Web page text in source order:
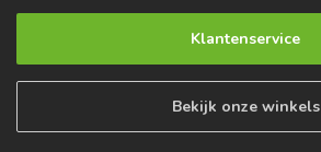
Klantenservice
Bekijk onze winkels